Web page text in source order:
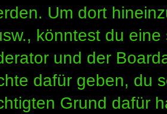
Um dort
könntest du
und der
dafür geben, du
Grund dafür